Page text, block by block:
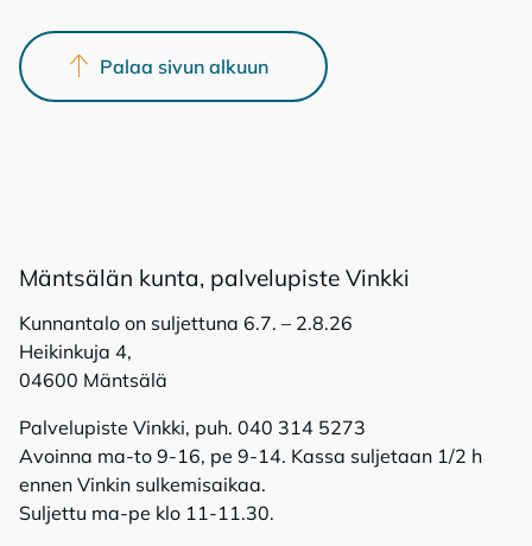
Mänt­sä­län kun­ta, pal­ve­lu­pis­te Vink­ki
Kunnantalo on suljettuna 6.7. – 2.8.26
Heikinkuja 4,
04600 Mäntsälä
Palvelupiste Vinkki, puh. 040 314 5273
Avoinna ma-to 9-16, pe 9-14. Kassa suljetaan 1/2 h
ennen Vinkin sulkemisaikaa.
Suljettu ma-pe klo 11-11.30.
Palaa sivun alkuun